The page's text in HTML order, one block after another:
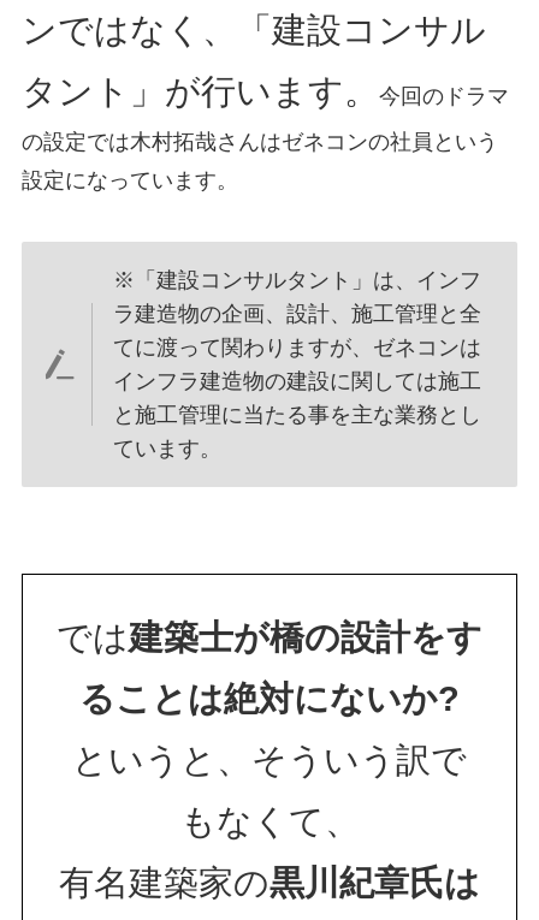
ンではなく、「建設コンサル
タント」が行います。
今回のドラマ
の設定では木村拓哉さんはゼネコンの社員という
設定になっています。
※「建設コンサルタント」は、インフ
ラ建造物の企画、設計、施工管理と全
てに渡って関わりますが、ゼネコンは
インフラ建造物の建設に関しては施工
と施工管理に当たる事を主な業務とし
ています。
では建築士が橋の設計をす
ることは絶対にないか?
というと、そういう訳で
もなくて、
有名建築家の黒川紀章氏は